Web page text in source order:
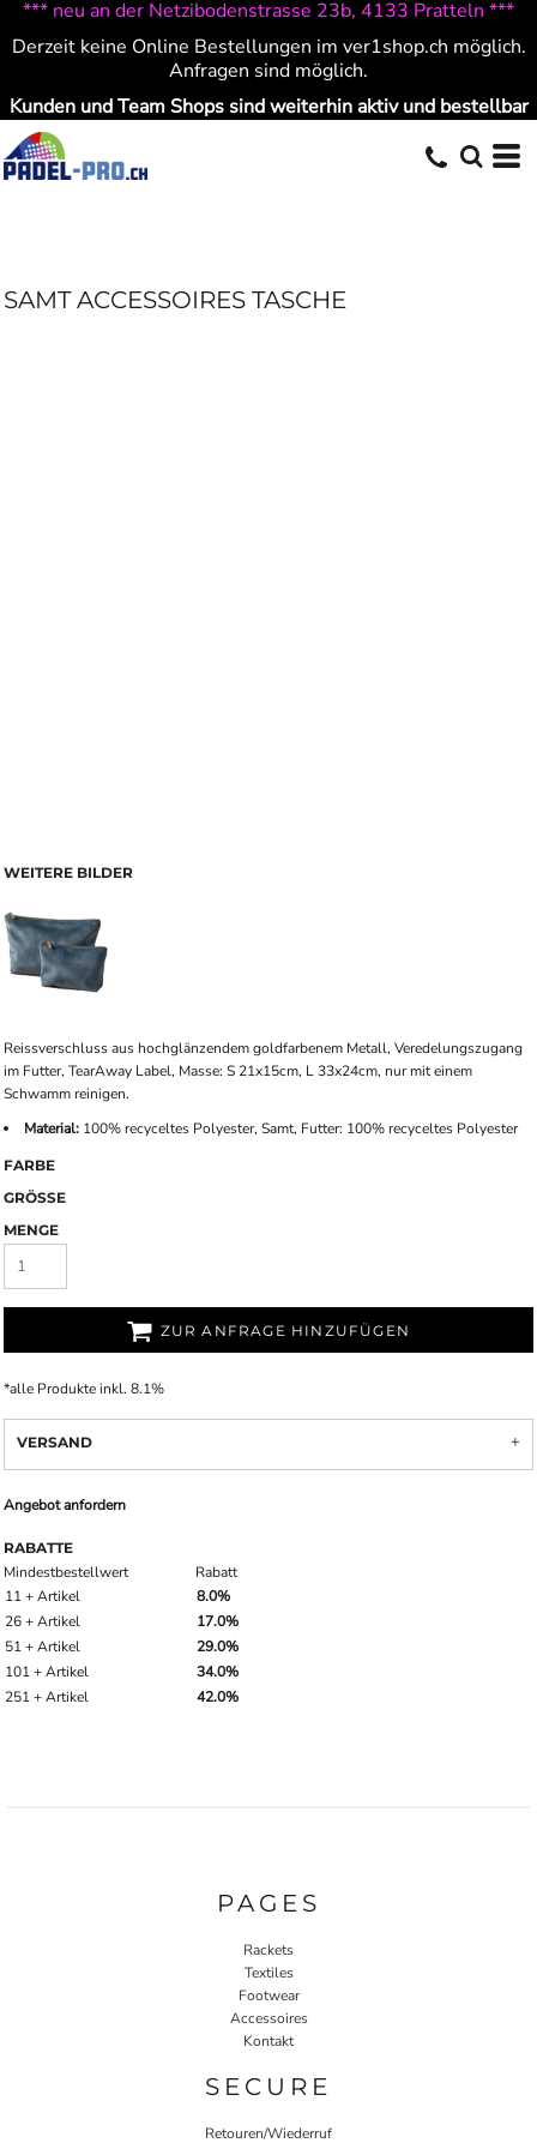
*** neu an der Netzibodenstrasse 23b, 4133 Pratteln ***
Derzeit keine Online Bestellungen im ver1shop.ch möglich.
Anfragen sind möglich.
Kunden und Team Shops sind weiterhin aktiv und bestellbar
SAMT ACCESSOIRES TASCHE
WEITERE BILDER
Reissverschluss aus hochglänzendem goldfarbenem Metall, Veredelungszugang
im Futter, TearAway Label, Masse: S 21x15cm, L 33x24cm, nur mit einem
Schwamm reinigen.
Material: 100% recyceltes Polyester, Samt, Futter: 100% recyceltes Polyester
FARBE
GRÖSSE
MENGE
ZUR ANFRAGE HINZUFÜGEN
*alle Produkte inkl. 8.1%
VERSAND
Angebot anfordern
RABATTE
Mindestbestellwert
Rabatt
11 + Artikel
8.0%
26 + Artikel
17.0%
51 + Artikel
29.0%
101 + Artikel
34.0%
251 + Artikel
42.0%
PAGES
Rackets
Textiles
Footwear
Accessoires
Kontakt
SECURE
Retouren/Wiederruf